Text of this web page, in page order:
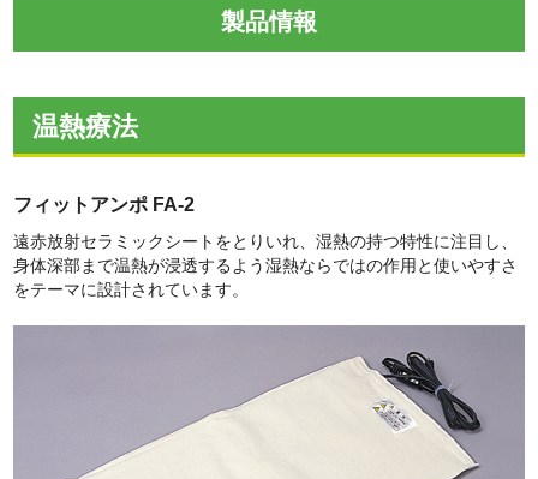
お問い合わせ
会社概要
製品情報
温熱療法
フィットアンポ FA-2
遠赤放射セラミックシートをとりいれ、湿熱の持つ特性に注目し、
身体深部まで温熱が浸透するよう湿熱ならではの作用と使いやすさ
をテーマに設計されています。